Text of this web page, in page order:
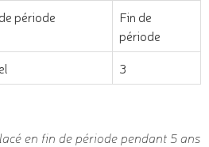
période
Fin de
période
3
en fin de période pendant 5 ans